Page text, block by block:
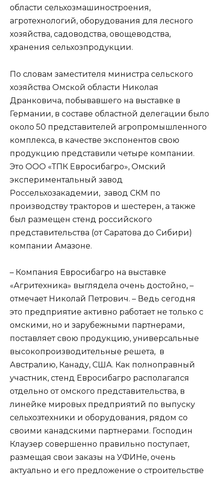
области сельхозмашиностроения,
агротехнологий, оборудования для лесного
хозяйства, садоводства, овощеводства,
хранения сельхозпродукции.
По словам заместителя министра сельского
хозяйства Омской области Николая
Дранковича, побывавшего на выставке в
Германии, в составе областной делегации было
около 50 представителей агропромышленного
комплекса, в качестве экспонентов свою
продукцию представили четыре компании.
Это ООО «ТПК Евросибагро», Омский
экспериментальный завод
Россельхозакадемии, завод СКМ по
производству тракторов и шестерен, а также
был размещен стенд российского
представительства (от Саратова до Сибири)
компании Амазоне.
– Компания Евросибагро на выставке
«Агритехника» выглядела очень достойно, –
отмечает Николай Петрович. – Ведь сегодня
это предприятие активно работает не только с
омскими, но и зарубежными партнерами,
поставляет свою продукцию, универсальные
высокопроизводительные решета, в
Австралию, Канаду, США. Как полноправный
участник, стенд Евросибагро располагался
отдельно от омского представительства, в
линейке мировых предприятий по выпуску
сельхозтехники и оборудования, рядом со
своими канадскими партнерами. Господин
Клаузер совершенно правильно поступает,
размещая свои заказы на УФИНе, очень
актуально и его предложение о строительстве